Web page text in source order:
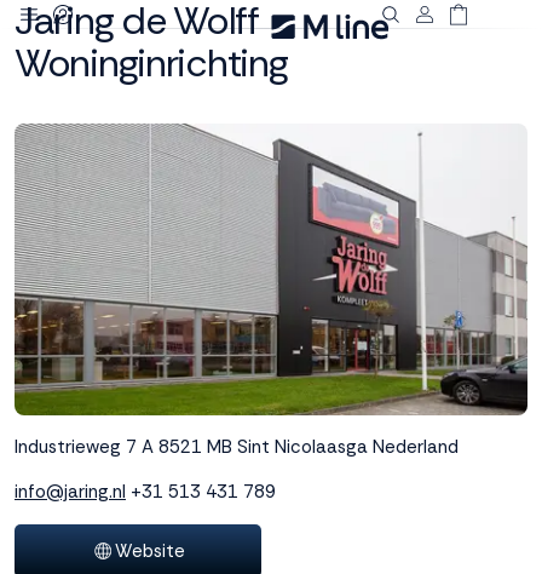
Deze site
gebruikt
cookies
M line plaatst
functionele,
analytische en
marketing cookies.
Dankzij functionele
cookies werkt de
website goed, terwijl
de analytische
cookies ons helpen
om de website te
verbeteren. Via de
interactie met ons
Jaring de Wolff
Woninginrichting
Industrieweg 7 A 8521 MB Sint Nicolaasga Nederland
info@jaring.nl +31 513 431 789
Website